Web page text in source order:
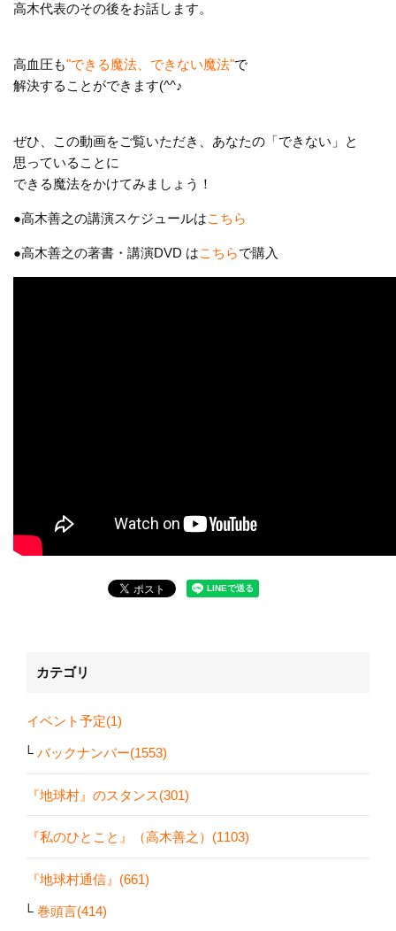
高木代表のその後をお話します。
高血圧も"できる魔法、できない魔法"で
解決することができます(^^♪
ぜひ、この動画をご覧いただき、あなたの「できない」と
思っていることに
できる魔法をかけてみましょう！
●高木善之の講演スケジュールはこちら
●高木善之の著書・講演DVD はこちらで購入
カテゴリ
イベント予定(1)
バックナンバー(1553)
『地球村』のスタンス(301)
『私のひとこと』（高木善之）(1103)
『地球村通信』(661)
巻頭言(414)